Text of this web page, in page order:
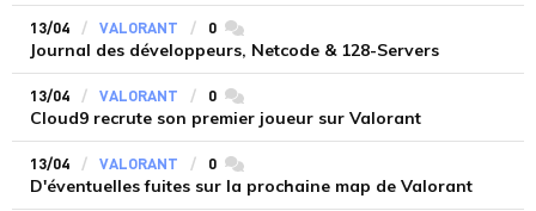
13/04 VALORANT 0 commentaires
Journal des développeurs, Netcode & 128-Servers
13/04 VALORANT 0 commentaires
Cloud9 recrute son premier joueur sur Valorant
13/04 VALORANT 0 commentaires
D'éventuelles fuites sur la prochaine map de Valorant